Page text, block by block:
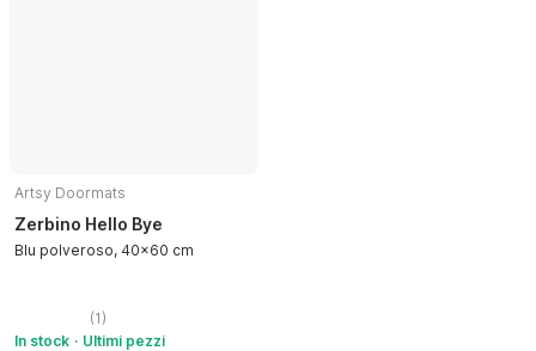
Artsy Doormats
Zerbino Hello Bye
Blu polveroso, 40x60 cm
(1 )
In stock
Ultimi pezzi